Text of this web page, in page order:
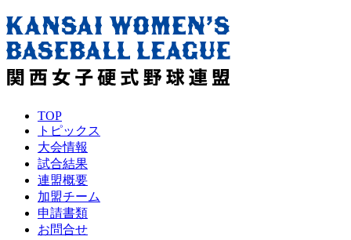
TOP
トピックス
大会情報
試合結果
連盟概要
加盟チーム
申請書類
お問合せ